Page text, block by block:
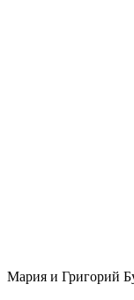
Мария и Григорий